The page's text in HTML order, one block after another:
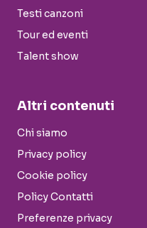
Testi canzoni
Tour ed eventi
Talent show
Altri contenuti
Chi siamo
Privacy policy
Cookie policy
Policy Contatti
Preferenze privacy